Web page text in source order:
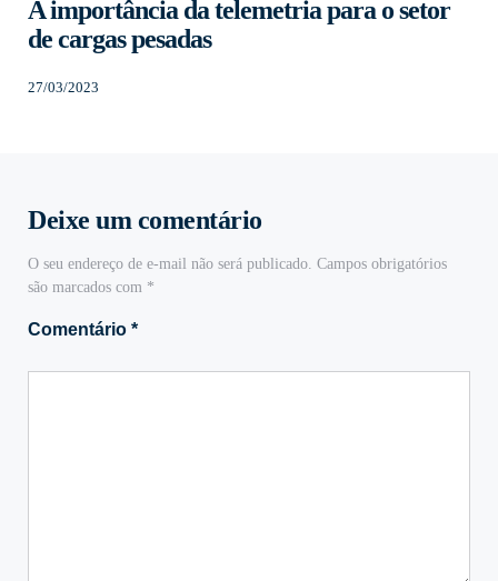
A importância da telemetria para o setor
de cargas pesadas
27/03/2023
Deixe um comentário
O seu endereço de e-mail não será publicado. Campos obrigatórios
são marcados com *
Comentário *